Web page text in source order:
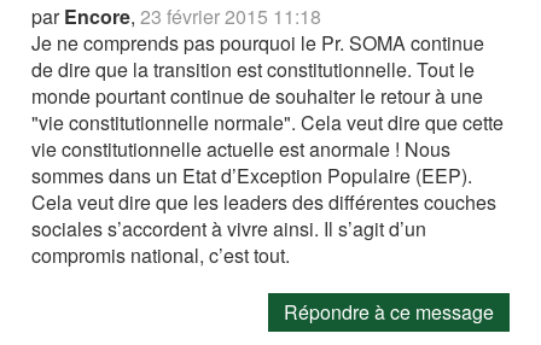
parEncore,23 février 2015 11:18
Je ne comprends pas pourquoi le Pr. SOMA continue
de dire que la transition est constitutionnelle. Tout le
monde pourtant continue de souhaiter le retour à une
"vie constitutionnelle normale". Cela veut dire que cette
vie constitutionnelle actuelle est anormale ! Nous
sommes dans un Etat d’Exception Populaire (EEP).
Cela veut dire que les leaders des différentes couches
sociales s’accordent à vivre ainsi. Il s’agit d’un
compromis national, c’est tout.
Répondre à ce message